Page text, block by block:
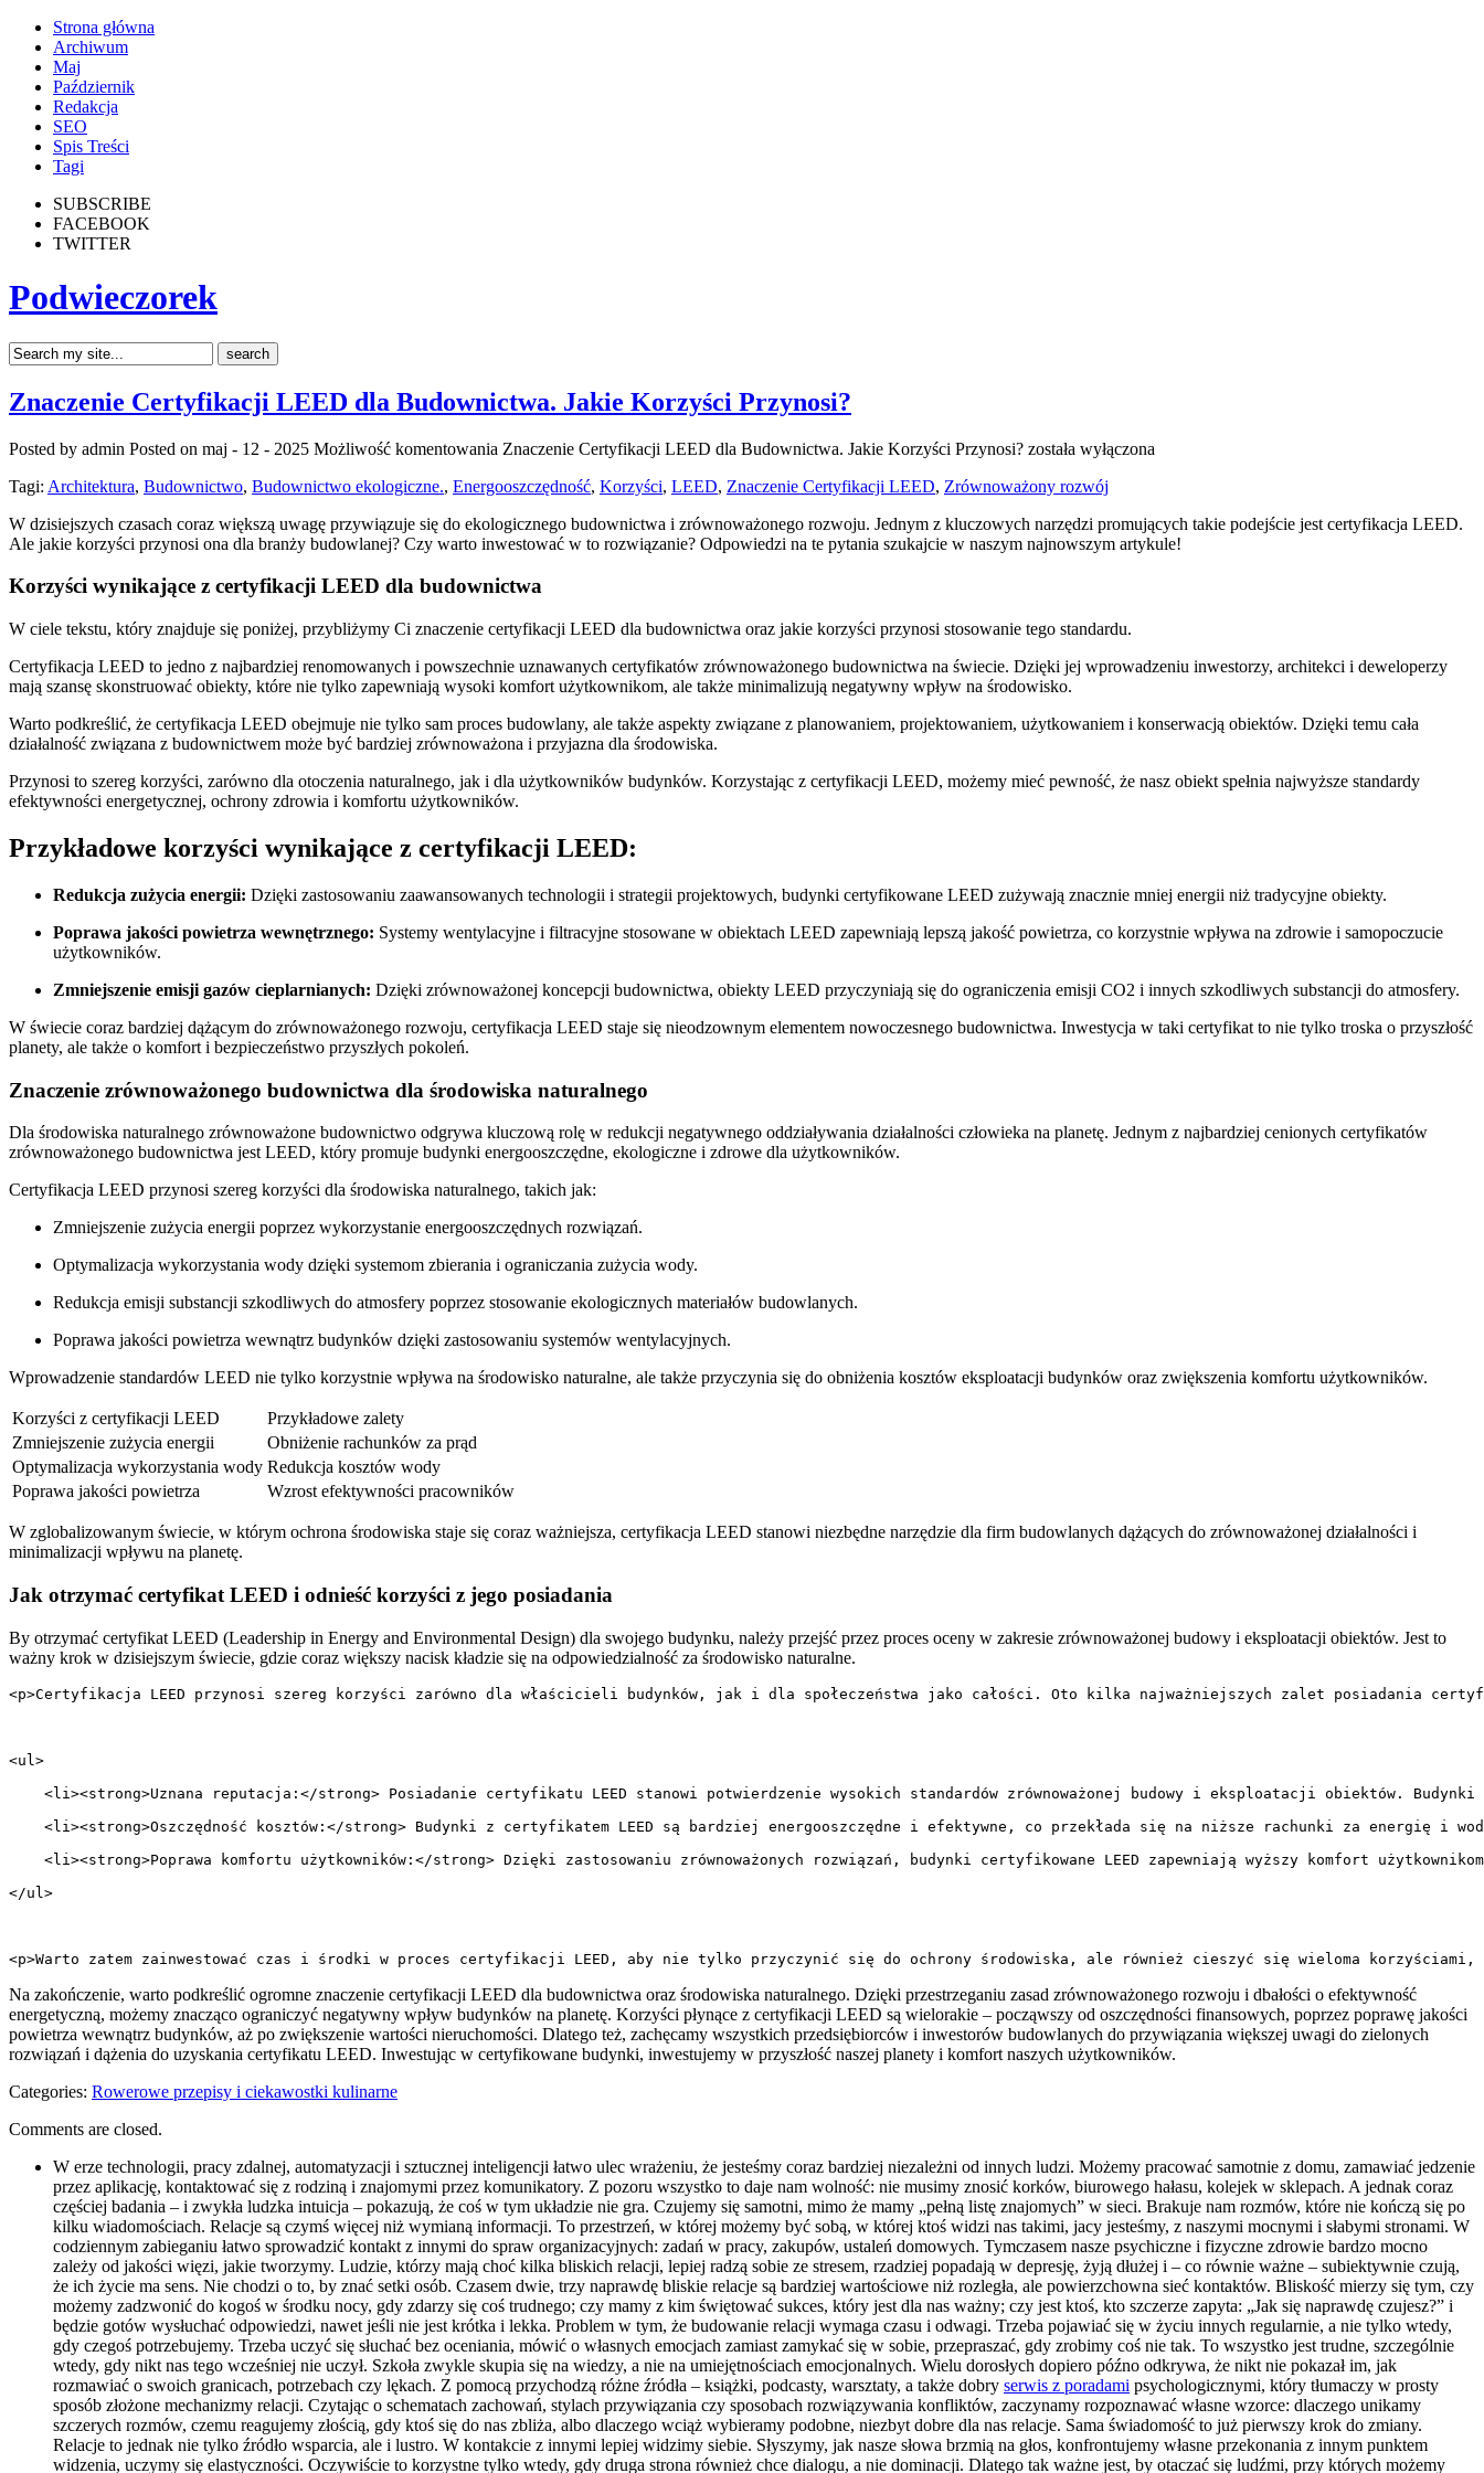
Strona główna
Archiwum
Maj
Październik
Redakcja
SEO
Spis Treści
Tagi
SUBSCRIBE
FACEBOOK
TWITTER
Podwieczorek
Znaczenie Certyfikacji LEED dla Budownictwa. Jakie Korzyści Przynosi?
Posted by admin Posted on maj - 12 - 2025 Możliwość komentowania Znaczenie Certyfikacji LEED dla Budownictwa. Jakie Korzyści Przynosi? została wyłączona
Tagi: Architektura, Budownictwo, Budownictwo ekologiczne., Energooszczędność, Korzyści, LEED, Znaczenie Certyfikacji LEED, Zrównoważony rozwój
W dzisiejszych czasach coraz większą uwagę przywiązuje się do ekologicznego budownictwa i zrównoważonego rozwoju. Jednym‍ z kluczowych⁣ narzędzi promujących takie podejście jest certyfikacja LEED.
Ale‍ jakie korzyści przynosi ona dla branży budowlanej? Czy warto inwestować w to ​rozwiązanie? Odpowiedzi na te pytania szukajcie w naszym najnowszym artykule!
Korzyści wynikające z certyfikacji LEED dla budownictwa
W ciele ⁤tekstu, który‍ znajduje się poniżej, przybliżymy Ci znaczenie certyfikacji LEED dla budownictwa oraz jakie korzyści przynosi stosowanie ‍tego standardu.
Certyfikacja LEED to jedno ‍z najbardziej renomowanych i powszechnie uznawanych certyfikatów zrównoważonego budownictwa na świecie. Dzięki jej wprowadzeniu inwestorzy, architekci​ i deweloperzy
mają⁣ szansę skonstruować ‌obiekty, które nie tylko zapewniają wysoki komfort ‌użytkownikom, ale także‍ minimalizują negatywny wpływ⁢ na środowisko.
Warto podkreślić, że certyfikacja LEED obejmuje nie ‌tylko sam proces budowlany, ale także aspekty związane⁢ z planowaniem, projektowaniem,‍ użytkowaniem i konserwacją obiektów. Dzięki ‌temu cała
działalność związana z⁣ budownictwem może być bardziej ‌zrównoważona i ⁣przyjazna dla środowiska.
Przynosi to szereg korzyści, zarówno dla otoczenia naturalnego, jak i dla użytkowników budynków. Korzystając z certyfikacji ‍LEED, możemy​ mieć pewność, że nasz obiekt spełnia najwyższe standardy
efektywności energetycznej, ochrony ‌zdrowia i komfortu użytkowników.
Przykładowe korzyści wynikające ⁢z certyfikacji LEED:
Redukcja ⁣zużycia energii: Dzięki zastosowaniu zaawansowanych technologii i⁤ strategii projektowych, budynki certyfikowane LEED zużywają znacznie mniej energii niż tradycyjne obiekty.
Poprawa jakości⁢ powietrza wewnętrznego: ⁣Systemy wentylacyjne i filtracyjne stosowane w obiektach LEED zapewniają lepszą jakość powietrza, co ⁤korzystnie wpływa na zdrowie i ⁣samopoczucie
użytkowników.
Zmniejszenie emisji gazów cieplarnianych: Dzięki zrównoważonej koncepcji budownictwa, obiekty LEED przyczyniają się do⁣ ograniczenia emisji CO2 i innych szkodliwych substancji do atmosfery.
W świecie coraz ⁣bardziej dążącym do zrównoważonego rozwoju, ‌certyfikacja LEED staje‌ się nieodzownym elementem nowoczesnego ⁢budownictwa. Inwestycja w taki certyfikat to nie tylko ​troska o przyszłość​
planety, ale także o komfort i bezpieczeństwo ​przyszłych pokoleń.
Znaczenie⁢ zrównoważonego​ budownictwa dla środowiska naturalnego
Dla środowiska naturalnego zrównoważone⁣ budownictwo odgrywa kluczową rolę w redukcji negatywnego oddziaływania działalności człowieka na planetę. Jednym z najbardziej cenionych ⁣certyfikatów
zrównoważonego budownictwa jest LEED, który promuje budynki energooszczędne, ​ekologiczne i zdrowe dla użytkowników.
Certyfikacja LEED przynosi szereg korzyści dla środowiska naturalnego, takich jak:
Zmniejszenie zużycia energii poprzez wykorzystanie energooszczędnych rozwiązań.
Optymalizacja wykorzystania wody dzięki‍ systemom zbierania i ograniczania zużycia wody.
Redukcja emisji substancji szkodliwych do atmosfery poprzez stosowanie ekologicznych materiałów‍ budowlanych.
Poprawa jakości powietrza wewnątrz ‍budynków dzięki ‍zastosowaniu systemów wentylacyjnych.
Wprowadzenie standardów LEED nie tylko korzystnie wpływa na środowisko naturalne, ale także przyczynia się do obniżenia kosztów eksploatacji budynków oraz zwiększenia komfortu ⁢użytkowników.
Korzyści z certyfikacji LEED
Przykładowe zalety
Zmniejszenie zużycia ⁣energii
Obniżenie rachunków za⁣ prąd
Optymalizacja wykorzystania wody Redukcja⁤ kosztów wody
Poprawa jakości powietrza
Wzrost efektywności pracowników
W ⁣zglobalizowanym⁤ świecie, w którym ochrona środowiska staje się coraz ważniejsza, certyfikacja LEED stanowi niezbędne‌ narzędzie dla firm⁢ budowlanych dążących do zrównoważonej działalności i⁣
minimalizacji wpływu na planetę.
Jak otrzymać certyfikat LEED i odnieść korzyści z jego posiadania
By otrzymać certyfikat LEED (Leadership in Energy and Environmental Design) dla swojego budynku, należy przejść przez proces oceny w zakresie‍ zrównoważonej budowy i eksploatacji ⁣obiektów. Jest to
‌ważny krok ⁢w dzisiejszym świecie, gdzie coraz większy nacisk kładzie się na odpowiedzialność ⁣za środowisko naturalne.
<p>Certyfikacja LEED przynosi szereg korzyści zarówno dla właścicieli budynków, jak i dla społeczeństwa jako całości. Oto kilka najważniejszych zalet posiadania
<ul>
<li><strong>Uznana reputacja:</strong> Posiadanie certyfikatu LEED stanowi potwierdzenie wysokich standardów zrównoważonej budowy i eksploatacji obiektów.
<li><strong>Oszczędność kosztów:</strong> Budynki z certyfikatem LEED są bardziej energooszczędne i efektywne, co przekłada się na niższe rachunki za energię i
<li><strong>Poprawa komfortu użytkowników:</strong> Dzięki zastosowaniu zrównoważonych rozwiązań, budynki certyfikowane LEED zapewniają wyższy komfort
</ul>
<p>Warto zatem zainwestować czas i środki w proces certyfikacji LEED, aby nie tylko przyczynić się do ochrony środowiska, ale również cieszyć się wieloma
Na zakończenie, warto podkreślić ogromne znaczenie certyfikacji LEED dla budownictwa oraz środowiska naturalnego.⁤ Dzięki przestrzeganiu zasad zrównoważonego rozwoju i dbałości o efektywność​
energetyczną, możemy znacząco ograniczyć negatywny wpływ ⁣budynków na planetę. ‌Korzyści płynące z certyfikacji LEED są wielorakie – ⁣począwszy od oszczędności finansowych, ⁣poprzez poprawę jakości
⁣powietrza ⁤wewnątrz budynków, aż po zwiększenie wartości nieruchomości. Dlatego też, zachęcamy wszystkich ⁤przedsiębiorców i inwestorów budowlanych do przywiązania⁤ większej uwagi⁤ do zielonych
rozwiązań i dążenia do uzyskania certyfikatu LEED. Inwestując w certyfikowane budynki,⁤ inwestujemy ⁣w przyszłość naszej planety i komfort⁤ naszych użytkowników.
Categories: Rowerowe przepisy i ciekawostki kulinarne
Comments are closed.
W erze technologii, pracy zdalnej, automatyzacji i sztucznej inteligencji łatwo ulec wrażeniu, że jesteśmy coraz bardziej niezależni od innych ludzi. Możemy pracować samotnie z domu, zamawiać jedzenie
przez aplikację, kontaktować się z rodziną i znajomymi przez komunikatory. Z pozoru wszystko to daje nam wolność: nie musimy znosić korków, biurowego hałasu, kolejek w sklepach. A jednak coraz
częściej badania – i zwykła ludzka intuicja – pokazują, że coś w tym układzie nie gra. Czujemy się samotni, mimo że mamy „pełną listę znajomych” w sieci. Brakuje nam rozmów, które nie kończą się po
kilku wiadomościach. Relacje są czymś więcej niż wymianą informacji. To przestrzeń, w której możemy być sobą, w której ktoś widzi nas takimi, jacy jesteśmy, z naszymi mocnymi i słabymi stronami. W
codziennym zabieganiu łatwo sprowadzić kontakt z innymi do spraw organizacyjnych: zadań w pracy, zakupów, ustaleń domowych. Tymczasem nasze psychiczne i fizyczne zdrowie bardzo mocno
zależy od jakości więzi, jakie tworzymy. Ludzie, którzy mają choć kilka bliskich relacji, lepiej radzą sobie ze stresem, rzadziej popadają w depresję, żyją dłużej i – co równie ważne – subiektywnie czują,
że ich życie ma sens. Nie chodzi o to, by znać setki osób. Czasem dwie, trzy naprawdę bliskie relacje są bardziej wartościowe niż rozległa, ale powierzchowna sieć kontaktów. Bliskość mierzy się tym, czy
możemy zadzwonić do kogoś w środku nocy, gdy zdarzy się coś trudnego; czy mamy z kim świętować sukces, który jest dla nas ważny; czy jest ktoś, kto szczerze zapyta: „Jak się naprawdę czujesz?” i
będzie gotów wysłuchać odpowiedzi, nawet jeśli nie jest krótka i lekka. Problem w tym, że budowanie relacji wymaga czasu i odwagi. Trzeba pojawiać się w życiu innych regularnie, a nie tylko wtedy,
gdy czegoś potrzebujemy. Trzeba uczyć się słuchać bez oceniania, mówić o własnych emocjach zamiast zamykać się w sobie, przepraszać, gdy zrobimy coś nie tak. To wszystko jest trudne, szczególnie
wtedy, gdy nikt nas tego wcześniej nie uczył. Szkoła zwykle skupia się na wiedzy, a nie na umiejętnościach emocjonalnych. Wielu dorosłych dopiero późno odkrywa, że nikt nie pokazał im, jak
rozmawiać o swoich granicach, potrzebach czy lękach. Z pomocą przychodzą różne źródła – książki, podcasty, warsztaty, a także dobry serwis z poradami psychologicznymi, który tłumaczy w prosty
sposób złożone mechanizmy relacji. Czytając o schematach zachowań, stylach przywiązania czy sposobach rozwiązywania konfliktów, zaczynamy rozpoznawać własne wzorce: dlaczego unikamy
szczerych rozmów, czemu reagujemy złością, gdy ktoś się do nas zbliża, albo dlaczego wciąż wybieramy podobne, niezbyt dobre dla nas relacje. Sama świadomość to już pierwszy krok do zmiany.
Relacje to jednak nie tylko źródło wsparcia, ale i lustro. W kontakcie z innymi lepiej widzimy siebie. Słyszymy, jak nasze słowa brzmią na głos, konfrontujemy własne przekonania z innym punktem
widzenia, uczymy się elastyczności. Oczywiście to korzystne tylko wtedy, gdy druga strona również chce dialogu, a nie dominacji. Dlatego tak ważne jest, by otaczać się ludźmi, przy których możemy